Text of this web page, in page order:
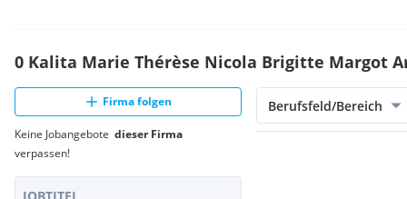
0 Kalita Marie Thérèse Nicola Brigitte Margot
Firma folgen
Keine Jobangebote dieser Firma
verpassen!
Berufsfeld/Bereich